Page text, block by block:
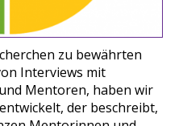
zu bewährten
Interviews mit
Mentoren, haben wir
der beschreibt,